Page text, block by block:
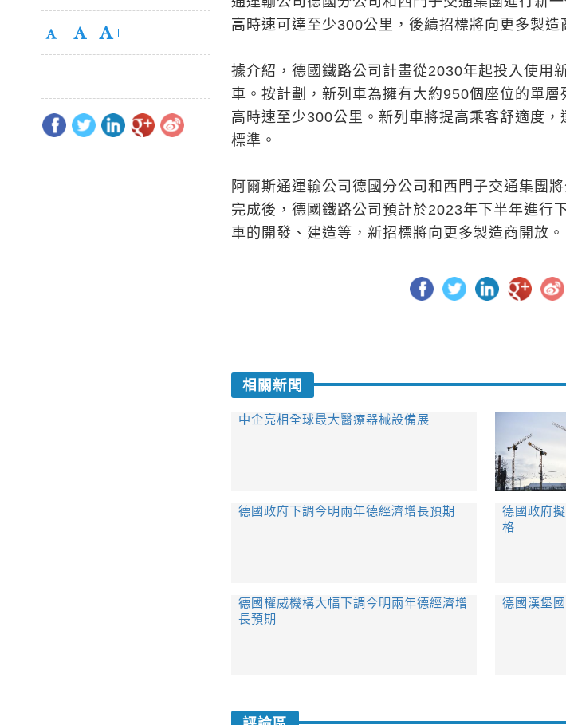
高時速可達至少300公里，後續招標將向更多製造
據介紹，德國鐵路公司計畫從2030年起投入使用
車。按計劃，新列車為擁有大約950個座位的單
高時速至少300公里。新列車將提高乘客舒適度
標準。
阿爾斯通運輸公司德國分公司和西門子交通集團
完成後，德國鐵路公司預計於2023年下半年進行
車的開發、建造等，新招標將向更多製造商開放。
相關新聞
中企亮相全球最大醫療器械設備展
德國政府下調今明兩年德經濟增長預期
德國政府
格
德國權威機構大幅下調今明兩年德經濟增
長預期
德國漢堡